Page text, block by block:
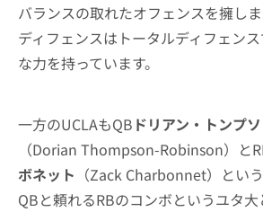
バランスの取れたオフェンスを擁し
ディフェンスはトータルディフェン
な力を持っています。
一方のUCLAもQB ドリアン・トンプ
（Dorian Thompson-Robinson）と
ボネット （Zack Charbonnet）とい
QBと頼れるRBのコンボというユタ